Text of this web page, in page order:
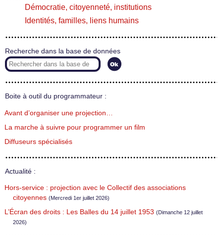
Démocratie, citoyenneté, institutions
Identités, familles, liens humains
Recherche dans la base de données
Boite à outil du programmateur :
Avant d’organiser une projection…
La marche à suivre pour programmer un film
Diffuseurs spécialisés
Actualité :
Hors-service : projection avec le Collectif des associations
citoyennes (Mercredi 1er juillet 2026)
L’Écran des droits : Les Balles du 14 juillet 1953 (Dimanche 12 juillet
2026)